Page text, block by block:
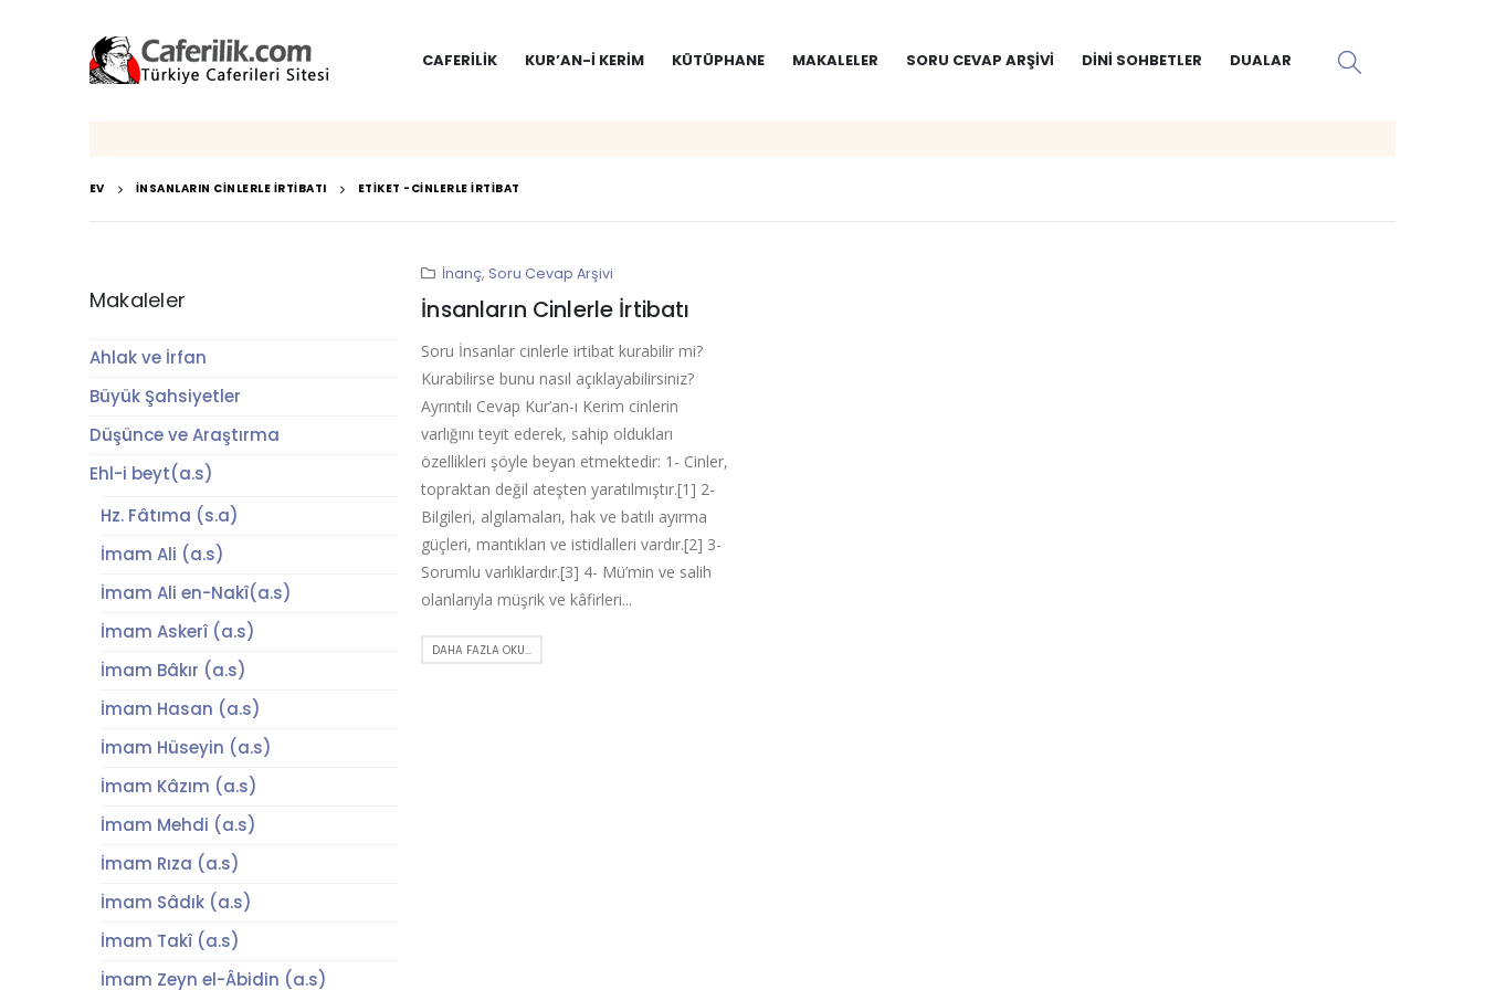
CAFERILIK KUR’AN-I KERIM KÜTÜPHANE MAKALELER SORU CEVAP ARŞIVI DINI SOHBETLER DUALAR
EV İNSANLARIN CINLERLE İRTIBATI ETIKET - CINLERLE IRTIBAT
İnanç, Soru Cevap Arşivi
İnsanların Cinlerle İrtibatı
Soru İnsanlar cinlerle irtibat kurabilir mi?
Kurabilirse bunu nasıl açıklayabilirsiniz?
Ayrıntılı Cevap Kur’an-ı Kerim cinlerin
varlığını teyit ederek, sahip oldukları
özellikleri şöyle beyan etmektedir: 1- Cinler,
topraktan değil ateşten yaratılmıştır.[1] 2-
Bilgileri, algılamaları, hak ve batılı ayırma
güçleri, mantıkları ve istidlalleri vardır.[2] 3-
Sorumlu varlıklardır.[3] 4- Mü’min ve salih
olanlarıyla müşrik ve kâfirleri...
DAHA FAZLA OKU...
Makaleler
Ahlak ve İrfan
Büyük Şahsiyetler
Düşünce ve Araştırma
Ehl-i beyt(a.s)
Hz. Fâtıma (s.a)
İmam Ali (a.s)
İmam Ali en-Nakî(a.s)
İmam Askerî (a.s)
İmam Bâkır (a.s)
İmam Hasan (a.s)
İmam Hüseyin (a.s)
İmam Kâzım (a.s)
İmam Mehdi (a.s)
İmam Rıza (a.s)
İmam Sâdık (a.s)
İmam Takî (a.s)
İmam Zeyn el-Âbidin (a.s)